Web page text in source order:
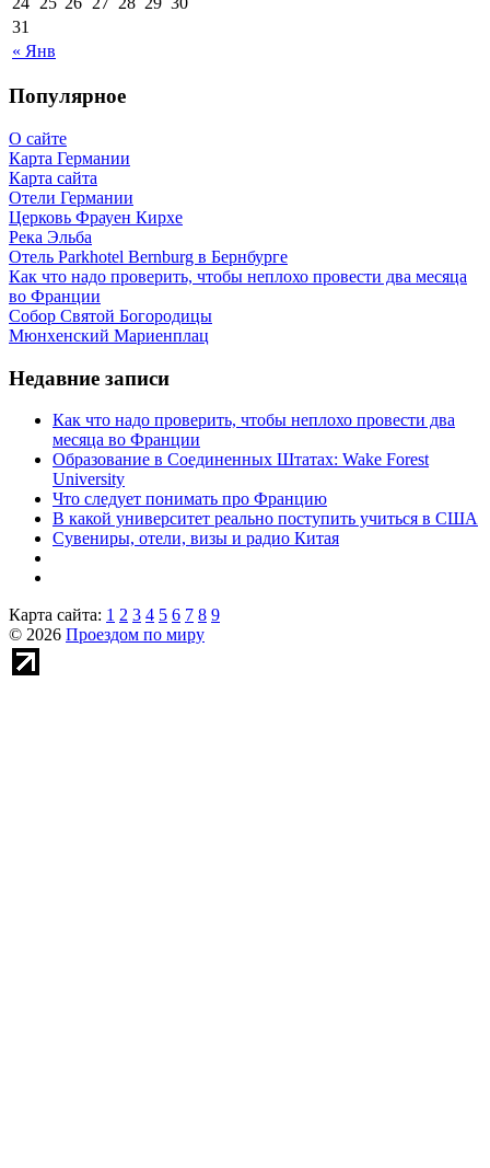
« Янв
31
Популярное
О сайте
Карта Германии
Карта сайта
Отели Германии
Церковь Фрауен Кирхе
Река Эльба
Отель Parkhotel Bernburg в Бернбурге
Как что надо проверить, чтобы неплохо провести два месяца
во Франции
Собор Святой Богородицы
Мюнхенский Мариенплац
Недавние записи
Как что надо проверить, чтобы неплохо провести два
месяца во Франции
Образование в Соединенных Штатах: Wake Forest
University
Что следует понимать про Францию
В какой университет реально поступить учиться в США
Сувениры, отели, визы и радио Китая
Карта сайта: 1 2 3 4 5 6 7 8 9
© 2026 Проездом по миру